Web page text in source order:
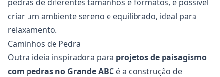
pedras de diferentes tamanhos e formatos, é possível
criar um ambiente sereno e equilibrado, ideal para
relaxamento.
Caminhos de Pedra
Outra ideia inspiradora para projetos de paisagismo
com pedras no Grande ABC é a construção de